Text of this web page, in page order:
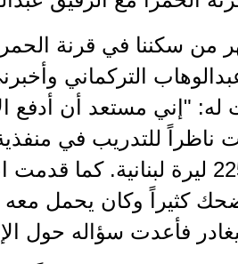
من سكننا في قرنة
التركماني
له: "إني مستعد أن أدفع
ناظراً للتدريب في
شهرياً قدره 225 ليرة لبنانية.
كثيراً وكان يحمل معه
ليغادر فأعدت سؤاله حول